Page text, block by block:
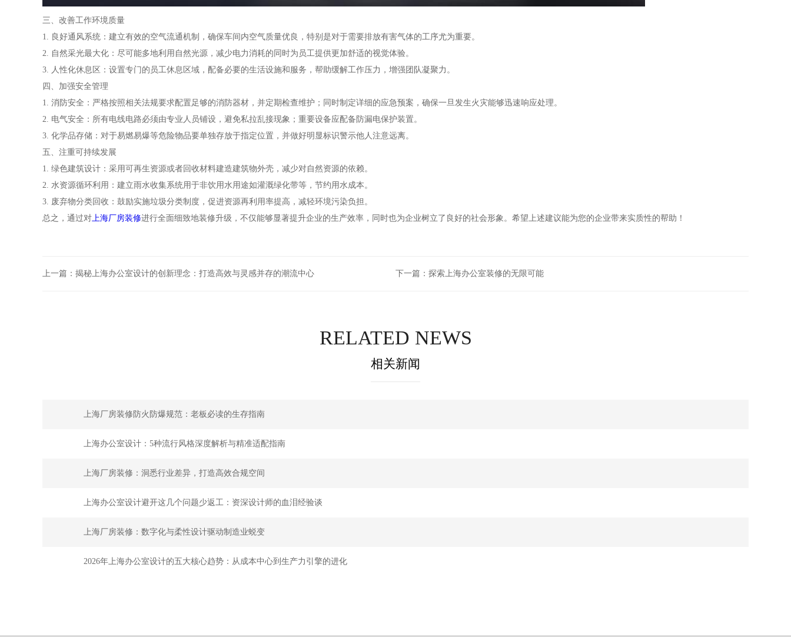
三、改善工作环境质量
1. 良好通风系统：建立有效的空气流通机制，确保车间内空气质量优良，特别是对于需要排放有害气体的工序尤为重要。
2. 自然采光最大化：尽可能多地利用自然光源，减少电力消耗的同时为员工提供更加舒适的视觉体验。
3. 人性化休息区：设置专门的员工休息区域，配备必要的生活设施和服务，帮助缓解工作压力，增强团队凝聚力。
四、加强安全管理
1. 消防安全：严格按照相关法规要求配置足够的消防器材，并定期检查维护；同时制定详细的应急预案，确保一旦发生火灾能够迅速响应处理。
2. 电气安全：所有电线电路必须由专业人员铺设，避免私拉乱接现象；重要设备应配备防漏电保护装置。
3. 化学品存储：对于易燃易爆等危险物品要单独存放于指定位置，并做好明显标识警示他人注意远离。
五、注重可持续发展
1. 绿色建筑设计：采用可再生资源或者回收材料建造建筑物外壳，减少对自然资源的依赖。
2. 水资源循环利用：建立雨水收集系统用于非饮用水用途如灌溉绿化带等，节约用水成本。
3. 废弃物分类回收：鼓励实施垃圾分类制度，促进资源再利用率提高，减轻环境污染负担。
总之，通过对上海厂房装修进行全面细致地装修升级，不仅能够显著提升企业的生产效率，同时也为企业树立了良好的社会形象。希望上述建议能为您的企业带来实质性的帮助！
上一篇： 揭秘上海办公室设计的创新理念：打造高效与灵感并存的潮流中心 下一篇： 探索上海办公室装修的无限可能
RELATED NEWS
相关新闻
上海厂房装修防火防爆规范：老板必读的生存指南
上海办公室设计：5种流行风格深度解析与精准适配指南
上海厂房装修：洞悉行业差异，打造高效合规空间
上海办公室设计避开这几个问题少返工：资深设计师的血泪经验谈
上海厂房装修：数字化与柔性设计驱动制造业蜕变
2026年上海办公室设计的五大核心趋势：从成本中心到生产力引擎的进化